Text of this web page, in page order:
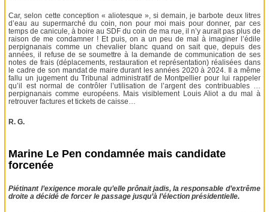
Car, selon cette conception « aliotesque », si demain, je barbote deux litres
d’eau au supermarché du coin, non pour moi mais pour donner, par ces
temps de canicule, à boire au SDF du coin de ma rue, il n’y aurait pas plus de
raison de me condamner ! Et puis, on a un peu de mal à imaginer l’édile
perpignanais comme un chevalier blanc quand on sait que, depuis des
années, il refuse de se soumettre à la demande de communication de ses
notes de frais (déplacements, restauration et représentation) réalisées dans
le cadre de son mandat de maire durant les années 2020 à 2024. Il a même
fallu un jugement du Tribunal administratif de Montpellier pour lui rappeler
qu’il est normal de contrôler l’utilisation de l’argent des contribuables …
perpignanais comme européens. Mais visiblement Louis Aliot a du mal à
retrouver factures et tickets de caisse…
R. G.
Marine Le Pen condamnée mais candidate
forcenée
Piétinant l’exigence morale qu’elle prônait jadis, la responsable d’extrême
droite a décidé de forcer le passage jusqu’à l’élection présidentielle.